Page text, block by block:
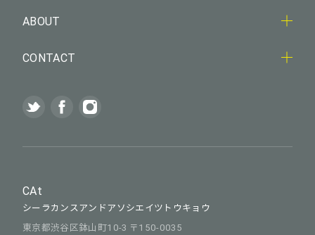
ABOUT
CONTACT
CAt
シーラカンスアンドアソシエイツトウキョウ
東京都渋谷区鉢山町10-3 〒150-0035